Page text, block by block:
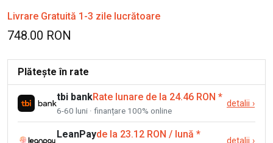
Livrare Gratuită 1-3 zile lucrătoare
748.00 RON
Plătește în rate
tbi bankRate lunare de la 24.46 RON *
6-60 luni · finanțare 100% online
detalii ›
LeanPayde la 23.12 RON / lună *